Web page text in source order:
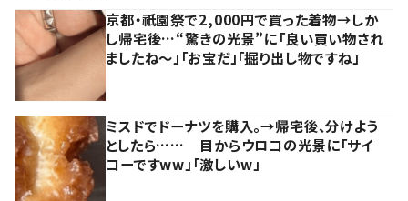
京都・祇園祭で2,000円で買った着物→しか
し帰宅後…“驚きの光景”に「良い買い物され
ましたね～」「お宝だ」「掘り出し物ですね」
ミスドでドーナツを購入。→帰宅後、分けよう
としたら…… 目からウロコの光景に「サイ
コーですww」「激しいw」